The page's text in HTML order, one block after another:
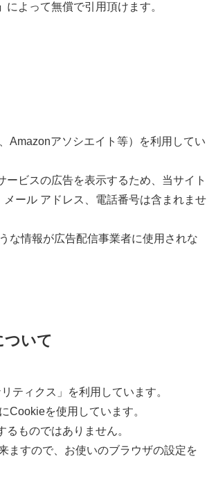
によって無償で引用頂けます。
Amazonアソシエイト等）を利用してい
ビスの広告を表示するため、当サイト
ール アドレス、電話番号は含まれませ
な情報が広告配信事業者に使用されな
ついて
ティクス」を利用しています。
Cookieを使用しています。
ものではありません。
ますので、お使いのブラウザの設定を